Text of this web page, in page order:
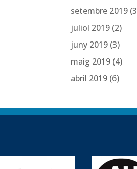
setembre 2019
juliol 2019 (2)
juny 2019 (3)
maig 2019 (4)
abril 2019 (6)